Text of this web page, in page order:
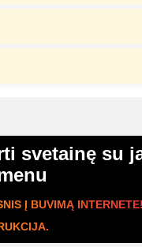
svetainę su
Į BUVIMĄ